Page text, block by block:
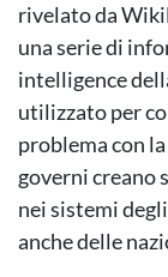
rivelato da
una serie di
intelligence
utilizzato per
problema con
governi creano
nei sistemi
anche delle